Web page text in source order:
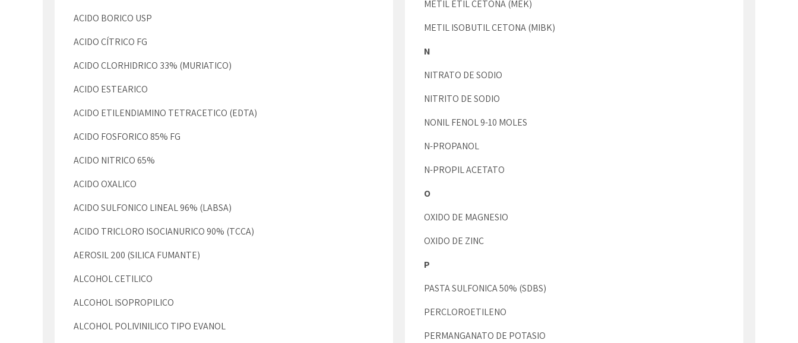
ACIDO BORICO USP
ACIDO CÍTRICO FG
ACIDO CLORHIDRICO 33% (MURIATICO)
ACIDO ESTEARICO
ACIDO ETILENDIAMINO TETRACETICO (EDTA)
ACIDO FOSFORICO 85% FG
ACIDO NITRICO 65%
ACIDO OXALICO
ACIDO SULFONICO LINEAL 96% (LABSA)
ACIDO TRICLORO ISOCIANURICO 90% (TCCA)
AEROSIL 200 (SILICA FUMANTE)
ALCOHOL CETILICO
ALCOHOL ISOPROPILICO
ALCOHOL POLIVINILICO TIPO EVANOL
METIL ETIL CETONA (MEK)
METIL ISOBUTIL CETONA (MIBK)
N
NITRATO DE SODIO
NITRITO DE SODIO
NONIL FENOL 9-10 MOLES
N-PROPANOL
N-PROPIL ACETATO
O
OXIDO DE MAGNESIO
OXIDO DE ZINC
P
PASTA SULFONICA 50% (SDBS)
PERCLOROETILENO
PERMANGANATO DE POTASIO